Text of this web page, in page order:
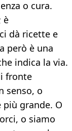
o cura.
è
dà ricette e
però è una
indica la via.
fronte
senso, o
grande. O
o siamo